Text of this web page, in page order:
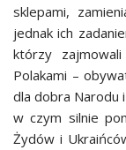
sklepami,
jednak ich
którzy
Polakami –
dla dobra Narodu
w czym silnie
Żydów i